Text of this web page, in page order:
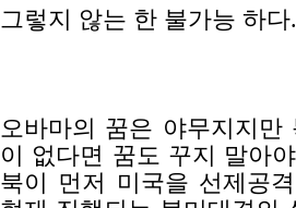
그렇지 않는 한 불가능 하다.
오바마의 꿈은 야무지지
이 없다면 꿈도 꾸지 말아
북이 먼저 미국을 선제공